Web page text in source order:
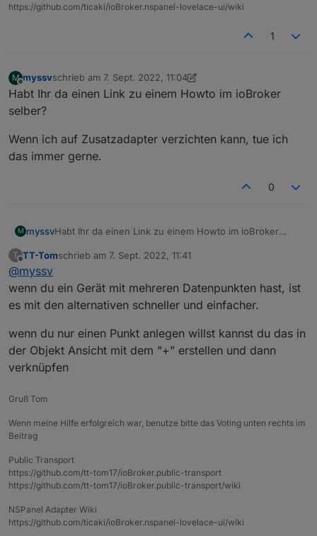
https://github.com/ticaki/ioBroker.nspanel-lovelace-ui/wiki
1
M
Offline
myssvschrieb am 7. Sept. 2022, 11:04
zuletzt editiert von myssv 9. Juli 2022, 13:04
Habt Ihr da einen Link zu einem Howto im ioBroker
selber?
Wenn ich auf Zusatzadapter verzichten kann, tue ich
das immer gerne.
0
M myssvHabt Ihr da einen Link zu einem Howto im ioBroker
Wenn ich auf Zusatzadapter verzichten kann, tue ich
T TT-Tomschrieb am 7. Sept. 2022, 11:41
zuletzt editiert von
@myssv
wenn du ein Gerät mit mehreren Datenpunkten hast, ist
es mit den alternativen schneller und einfacher.
wenn du nur einen Punkt anlegen willst kannst du das in
der Objekt Ansicht mit dem "+" erstellen und dann
verknüpfen
Gruß Tom
Wenn meine Hilfe erfolgreich war, benutze bitte das Voting unten rechts im
Beitrag
Public Transport
https://github.com/tt-tom17/ioBroker.public-transport
https://github.com/tt-tom17/ioBroker.public-transport/wiki
NSPanel Adapter Wiki
https://github.com/ticaki/ioBroker.nspanel-lovelace-ui/wiki